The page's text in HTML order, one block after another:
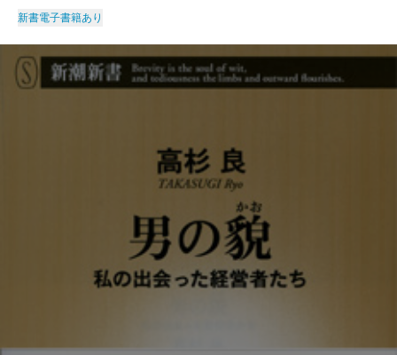
新書電子書籍あり